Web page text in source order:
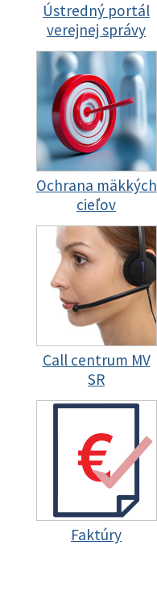
Ústredný portál
verejnej správy
Ochrana mäkkých
cieľov
Call centrum MV
SR
Faktúry